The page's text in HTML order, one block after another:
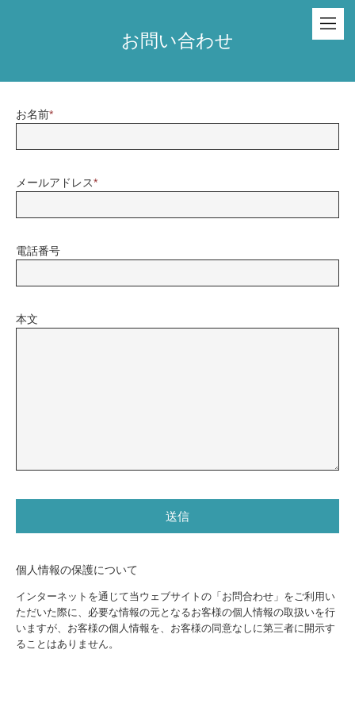
お問い合わせ
お名前*
メールアドレス*
電話番号
本文
個人情報の保護について
インターネットを通じて当ウェブサイトの「お問合わせ」をご利用い
ただいた際に、必要な情報の元となるお客様の個人情報の取扱いを行
いますが、お客様の個人情報を、お客様の同意なしに第三者に開示す
ることはありません。